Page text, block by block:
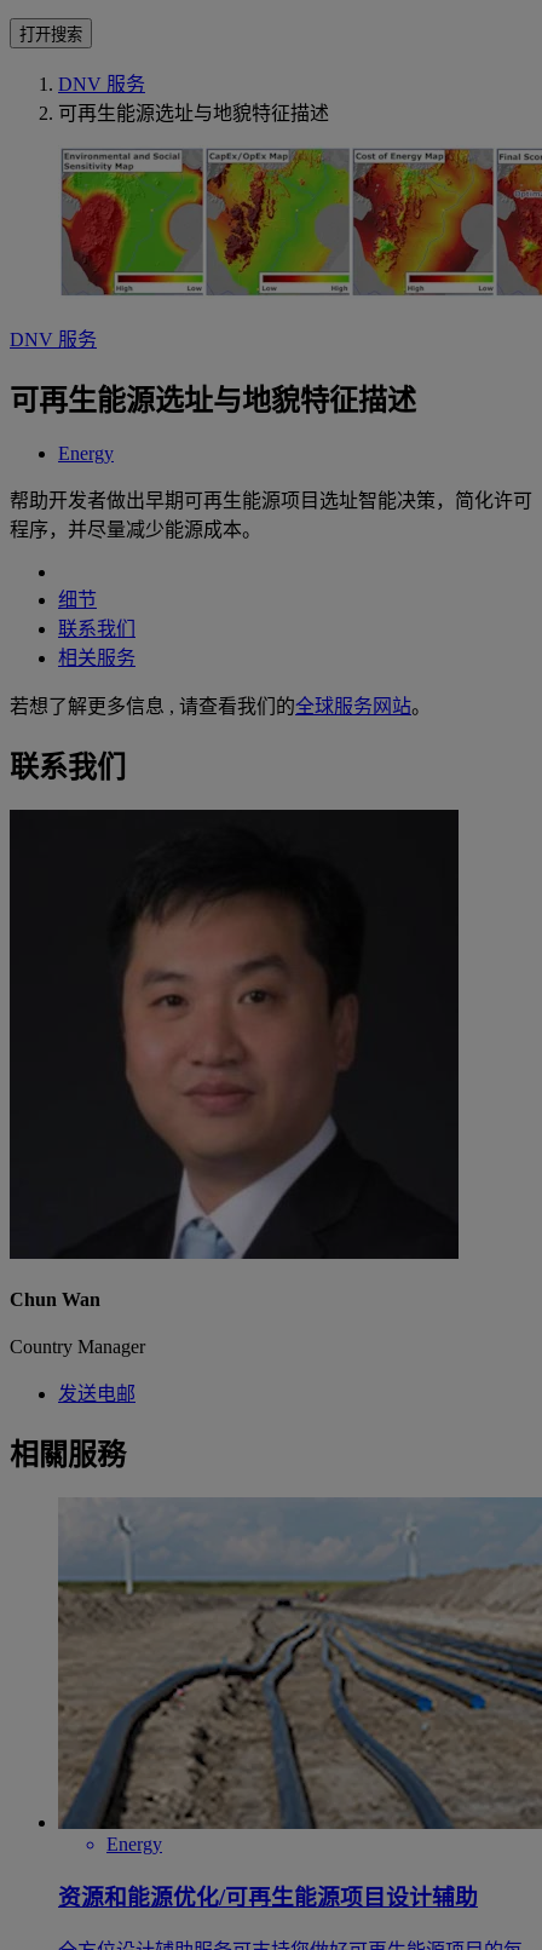
打开搜索
DNV 服务
可再生能源选址与地貌特征描述
DNV 服务
可再生能源选址与地貌特征描述
Energy
帮助开发者做出早期可再生能源项目选址智能决策，简化许可
程序，并尽量减少能源成本。
细节
联系我们
相关服务
若想了解更多信息 , 请查看我们的全球服务网站。
联系我们
Chun Wan
Country Manager
发送电邮
相關服務
Energy
资源和能源优化/可再生能源项目设计辅助